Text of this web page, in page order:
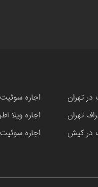
تهران اجاره
تهران اجاره ویلا
در کیش اجاره